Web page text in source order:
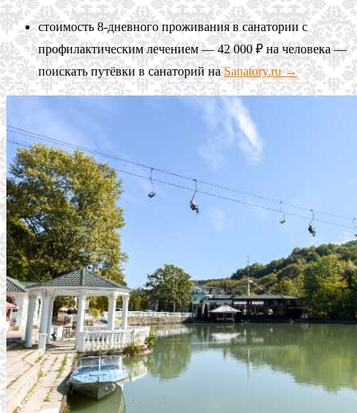
стоимость 8-дневного проживания в санатории с
профилактическим лечением — 42 000 ₽ на человека —
поискать путёвки в санаторий наSanatory.ru →